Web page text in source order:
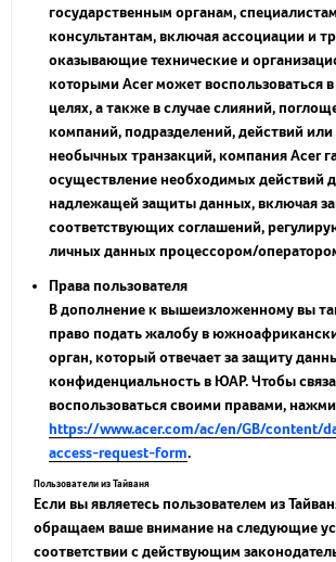
государственным органам,
консультантам, включая ассоциации и
оказывающие технические и
которыми Acer может воспользоваться
целях, а также в случае слияний,
компаний, подразделений, действий или
необычных транзакций, компания Acer
осуществление необходимых действий
надлежащей защиты данных, включая
соответствующих соглашений,
личных данных процессором/
Права пользователя
В дополнение к вышеизложенному вы
право подать жалобу в
орган, который отвечает за защиту
конфиденциальность в ЮАР. Чтобы
воспользоваться своими правами,
https://www.acer.com/ac/en/GB/content/
access-request-form.
Пользователи из Тайваня
Если вы являетесь пользователем из
обращаем ваше внимание на следующие
соответствии с действующим